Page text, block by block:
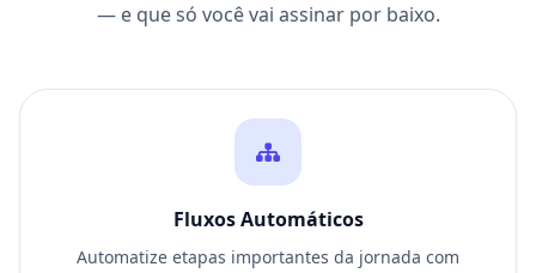
— e que só você vai assinar por baixo.
Fluxos Automáticos
Automatize etapas importantes da jornada com